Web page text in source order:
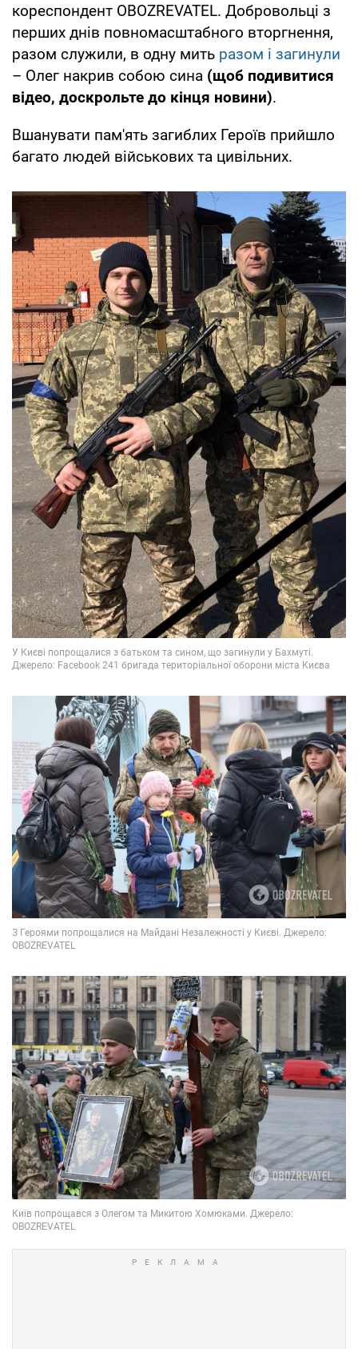
кореспондент OBOZREVATEL. Добровольці з
перших днів повномасштабного вторгнення,
разом служили, в одну мить разом і загинули
– Олег накрив собою сина (щоб подивитися
відео, доскрольте до кінця новини).
Вшанувати пам'ять загиблих Героїв прийшло
багато людей військових та цивільних.